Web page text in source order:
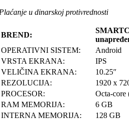
u dinarskoj protivrednosti
BREND:
OPERATIVNI SISTEM:
Android
VRSTA EKRANA:
IPS
VELIČINA EKRANA:
10.25″
REZOLUCIJA:
1920 x
PROCESOR:
Octa-
RAM MEMORIJA:
6 GB
INTERNA MEMORIJA:
128 GB